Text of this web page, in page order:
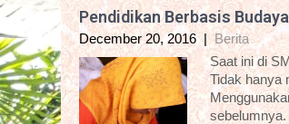
Pendidikan Berbasis
December 20, 2016 |Berita
Saat ini di
Tidak hanya